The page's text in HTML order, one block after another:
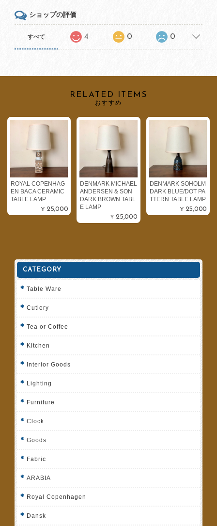
ショップの評価
すべて 4 0 0
RELATED ITEMS
おすすめ
ROYAL COPENHAG
EN BACA CERAMIC
TABLE LAMP
¥25,000
DENMARK MICHAEL
ANDERSEN & SON
DARK BROWN TABL
E LAMP
¥25,000
DENMARK SOHOLM
DARK BLUE/DOT PA
TTERN TABLE LAMP
¥25,000
CATEGORY
Table Ware
Cutlery
Tea or Coffee
Kitchen
Interior Goods
Lighting
Furniture
Clock
Goods
Fabric
ARABIA
Royal Copenhagen
Dansk